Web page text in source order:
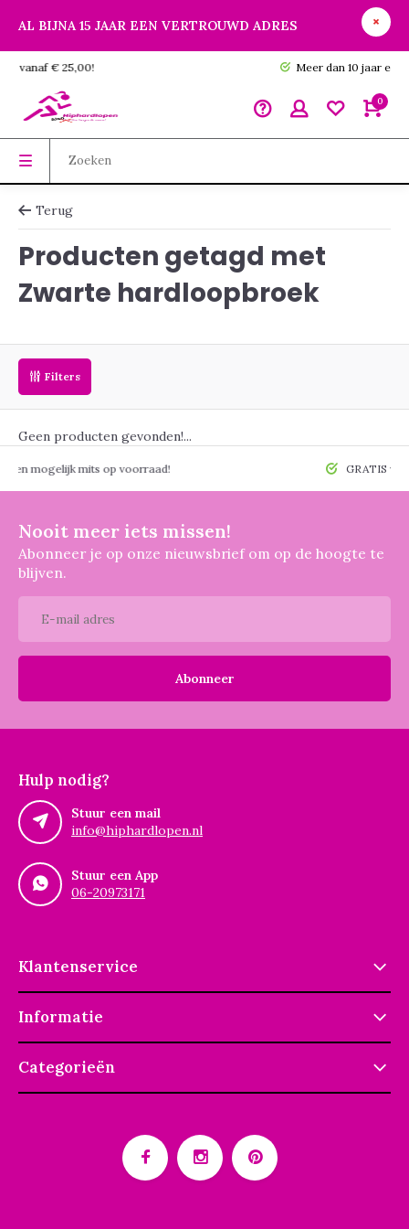
AL BIJNA 15 JAAR EEN VERTROUWD ADRES
GRATIS verzending vanaf € 25,00!
0
Terug
Producten getagd met
Zwarte hardloopbroek
Filters
Geen producten gevonden!...
mits op voorraad! GRATIS
Nooit meer iets missen!
Abonneer je op onze nieuwsbrief om op de hoogte te
blijven.
Abonneer
Hulp nodig?
Stuur een mail
info@hiphardlopen.nl
Stuur een App
06-20973171
Klantenservice
Informatie
Categorieën